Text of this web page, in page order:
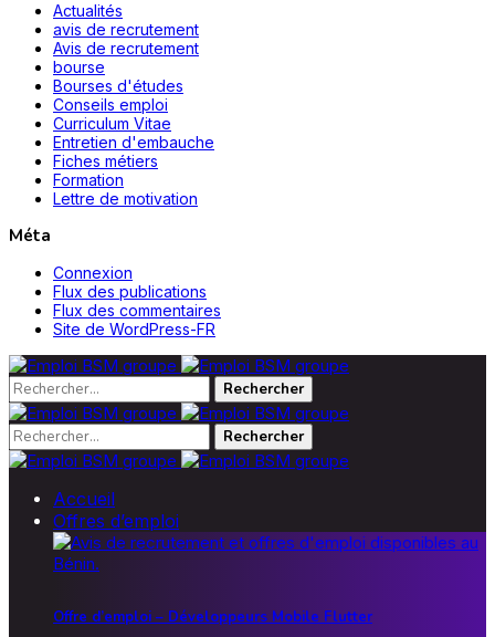
Actualités
avis de recrutement
Avis de recrutement
bourse
Bourses d'études
Conseils emploi
Curriculum Vitae
Entretien d'embauche
Fiches métiers
Formation
Lettre de motivation
Méta
Connexion
Flux des publications
Flux des commentaires
Site de WordPress-FR
Rechercher :
Rechercher :
Accueil
Offres d’emploi
Offre d’emploi – Développeurs Mobile Flutter